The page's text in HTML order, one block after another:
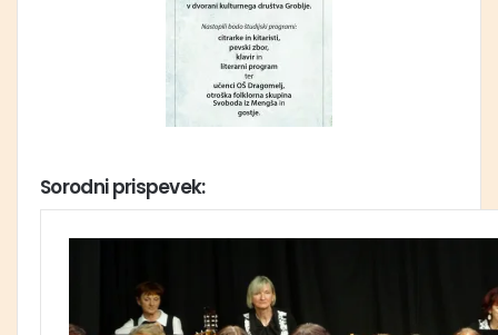
Sorodni prispevek: